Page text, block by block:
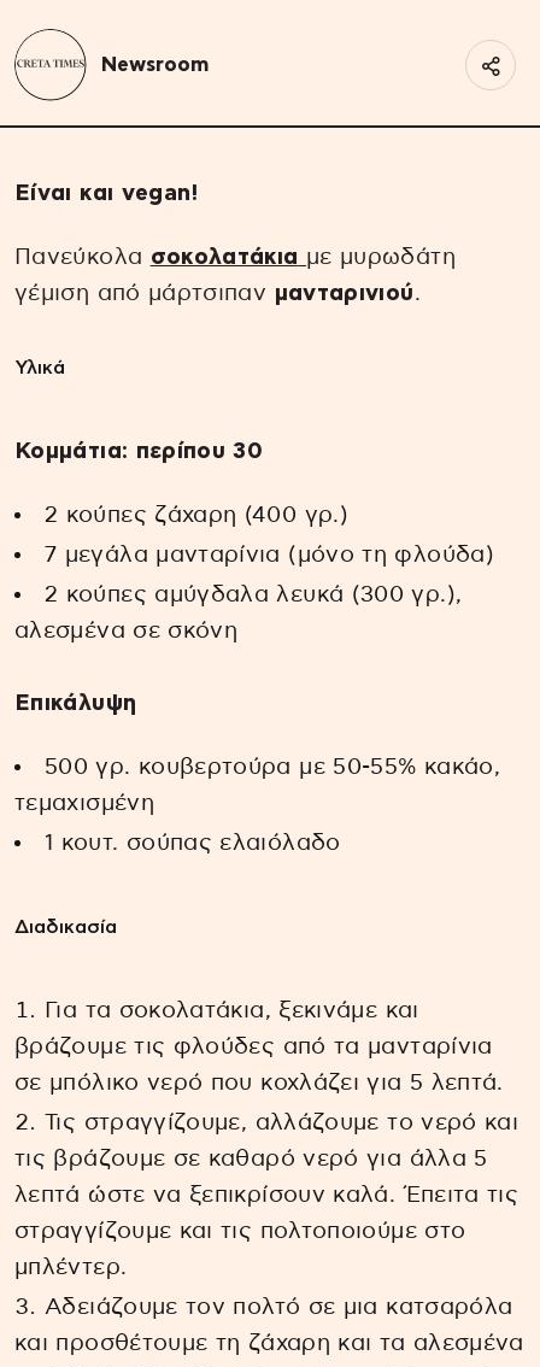
Newsroom
Είναι και vegan!
Πανεύκολα σοκολατάκια με μυρωδάτη
γέμιση από μάρτσιπαν μανταρινιού.
Υλικά
Κομμάτια: περίπου 30
2 κούπες ζάχαρη (400 γρ.)
7 μεγάλα μανταρίνια (μόνο τη φλούδα)
2 κούπες αμύγδαλα λευκά (300 γρ.),
αλεσμένα σε σκόνη
Επικάλυψη
500 γρ. κουβερτούρα με 50-55% κακάο,
τεμαχισμένη
1 κουτ. σούπας ελαιόλαδο
Διαδικασία
Για τα σοκολατάκια, ξεκινάμε και
βράζουμε τις φλούδες από τα μανταρίνια
σε μπόλικο νερό που κοχλάζει για 5 λεπτά.
Τις στραγγίζουμε, αλλάζουμε το νερό και
τις βράζουμε σε καθαρό νερό για άλλα 5
λεπτά ώστε να ξεπικρίσουν καλά. Έπειτα τις
στραγγίζουμε και τις πολτοποιούμε στο
μπλέντερ.
Αδειάζουμε τον πολτό σε μια κατσαρόλα
και προσθέτουμε τη ζάχαρη και τα αλεσμένα